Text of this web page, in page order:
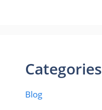
Categories
Blog